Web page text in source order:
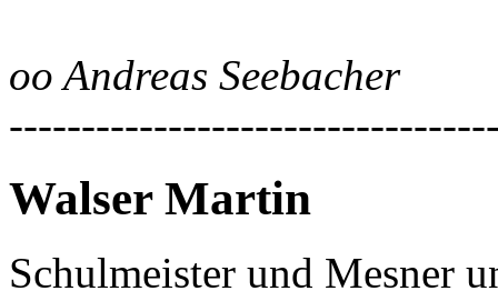
oo Andreas Seebacher
Walser Martin
Schulmeister und Mesner